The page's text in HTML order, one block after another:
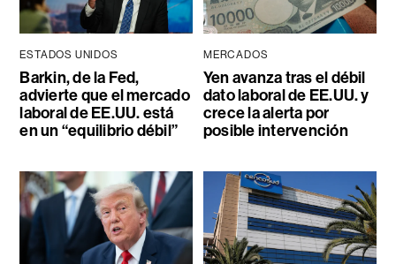
ESTADOS UNIDOS
Barkin, de la Fed,
advierte que el mercado
laboral de EE.UU. está
en un “equilibrio débil”
MERCADOS
Yen avanza tras el débil
dato laboral de EE.UU. y
crece la alerta por
posible intervención